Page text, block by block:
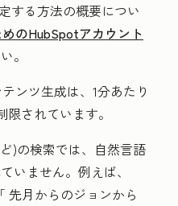
する方法の概要につい
のHubSpotアカウント
。
ンツ生成は、1分あたり
限されています。
)の検索では、自然言語
いません。例えば、
先月からのジョンから